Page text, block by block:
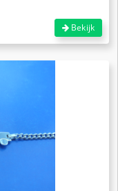
Bekijk